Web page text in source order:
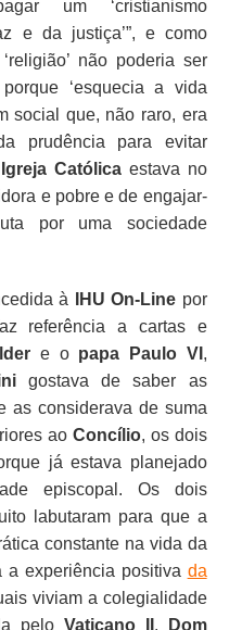
um ‘cristianismo
e da justiça’”, e como
não poderia ser
‘esquecia a vida
social que, não raro, era
prudência para evitar
Igreja Católica estava no
e pobre e de engajar-
por uma sociedade
à IHU On-Line por
referência a cartas e
e o papa Paulo VI ,
gostava de saber as
as considerava de suma
ao Concílio, os dois
já estava planejado
episcopal. Os dois
labutaram para que a
constante na vida da
a experiência positiva da
viviam a colegialidade
pelo Vaticano II .
Dom